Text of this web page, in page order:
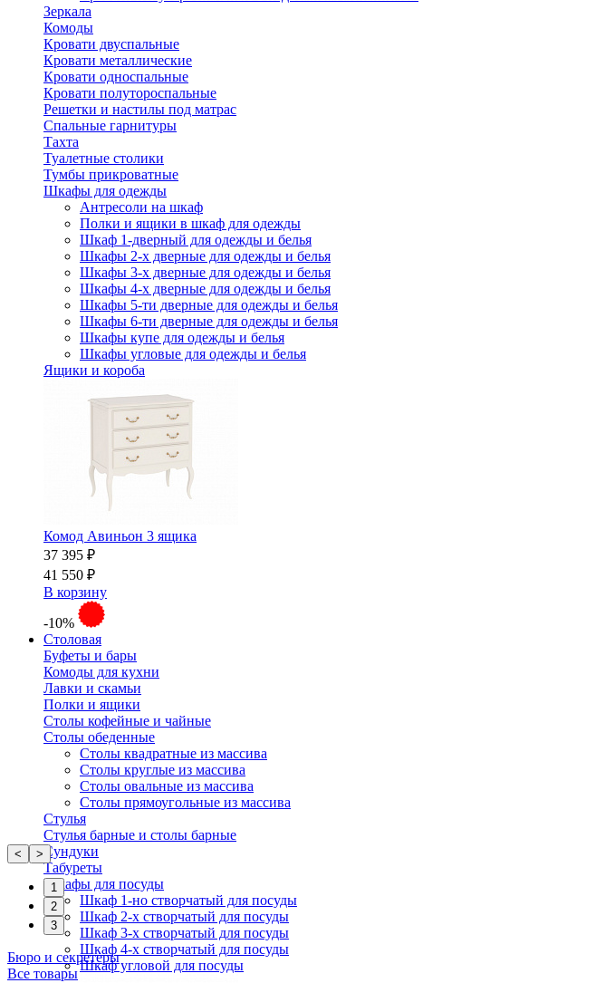
Зеркала
Комоды
Кровати двуспальные
Кровати металлические
Кровати односпальные
Кровати полутороспальные
Решетки и настилы под матрас
Спальные гарнитуры
Тахта
Туалетные столики
Тумбы прикроватные
Шкафы для одежды
Антресоли на шкаф
Полки и ящики в шкаф для одежды
Шкаф 1-дверный для одежды и белья
Шкафы 2-х дверные для одежды и белья
Шкафы 3-х дверные для одежды и белья
Шкафы 4-х дверные для одежды и белья
Шкафы 5-ти дверные для одежды и белья
Шкафы 6-ти дверные для одежды и белья
Шкафы купе для одежды и белья
Шкафы угловые для одежды и белья
Ящики и короба
Комод Авиньон 3 ящика
37 395 ₽
41 550 ₽
В корзину
-10%
Столовая
Буфеты и бары
Комоды для кухни
Лавки и скамьи
Полки и ящики
Столы кофейные и чайные
Столы обеденные
Столы квадратные из массива
Столы круглые из массива
Столы овальные из массива
Столы прямоугольные из массива
Стулья
Стулья барные и столы барные
Сундуки
Табуреты
Шкафы для посуды
Шкаф 1-но створчатый для посуды
Шкаф 2-х створчатый для посуды
Шкаф 3-х створчатый для посуды
Шкаф 4-х створчатый для посуды
Шкаф угловой для посуды
< >
1
2
3
Бюро и секретеры
Все товары